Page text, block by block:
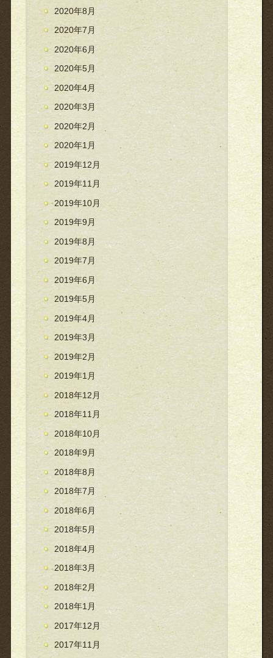
2020年8月
2020年7月
2020年6月
2020年5月
2020年4月
2020年3月
2020年2月
2020年1月
2019年12月
2019年11月
2019年10月
2019年9月
2019年8月
2019年7月
2019年6月
2019年5月
2019年4月
2019年3月
2019年2月
2019年1月
2018年12月
2018年11月
2018年10月
2018年9月
2018年8月
2018年7月
2018年6月
2018年5月
2018年4月
2018年3月
2018年2月
2018年1月
2017年12月
2017年11月